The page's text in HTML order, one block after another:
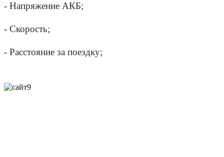
- Напряжение АКБ;
- Скорость;
- Расстояние за поездку;